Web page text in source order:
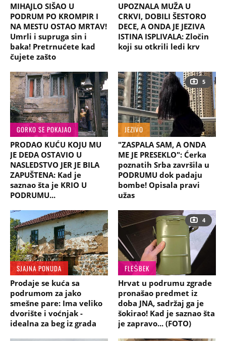
MIHAJLO SIŠAO U
PODRUM PO KROMPIR I
NA MESTU OSTAO MRTAV!
Umrli i supruga sin i
baka! Pretrnućete kad
čujete zašto
UPOZNALA MUŽA U
CRKVI, DOBILI ŠESTORO
DECE, A ONDA JE JEZIVA
ISTINA ISPLIVALA: Zločin
koji su otkrili ledi krv
GORKO SE POKAJAO
PRODAO KUĆU KOJU MU
JE DEDA OSTAVIO U
NASLEDSTVO JER JE BILA
ZAPUŠTENA: Kad je
saznao šta je KRIO U
PODRUMU...
5
JEZIVO
"ZASPALA SAM, A ONDA
ME JE PRESEKLO": Ćerka
poznatih Srba završila u
PODRUMU dok padaju
bombe! Opisala pravi
užas
SJAJNA PONUDA
Prodaje se kuća sa
podrumom za jako
smešne pare: Ima veliko
dvorište i voćnjak -
idealna za beg iz grada
4
FLEŠBEK
Hrvat u podrumu zgrade
pronašao predmet iz
doba JNA, sadržaj ga je
šokirao! Kad je saznao šta
je zapravo... (FOTO)